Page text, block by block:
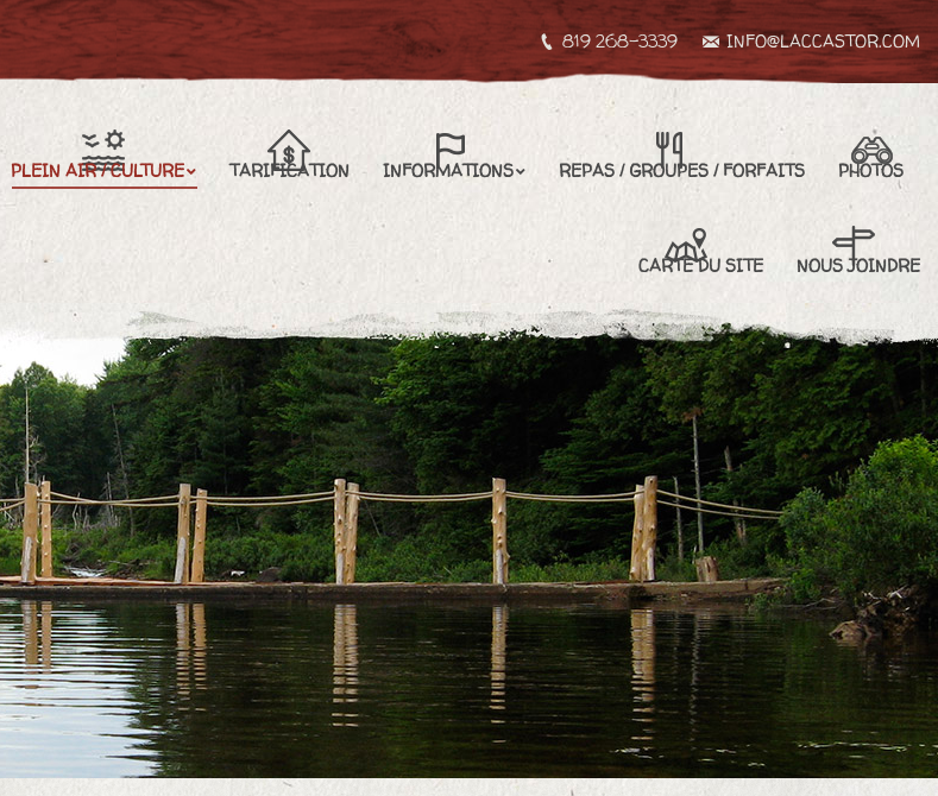
819 268-3339 INFO@LACCASTOR.COM
PLEIN AIR / CULTURE TARIFICATION INFORMATIONS REPAS / GROUPES / FORFAITS PHOTOS
CARTE DU SITE NOUS JOINDRE
TARIFICATION INFORMATIONS REPAS / GROUPES / FORFAITS PHOTOS CARTE DU SITE
NOUS JOINDRE